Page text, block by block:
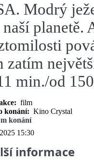
Modrý
naší planetě.
zatím
min./od
film
konání: Kino Crystal
konání
15:30
informace